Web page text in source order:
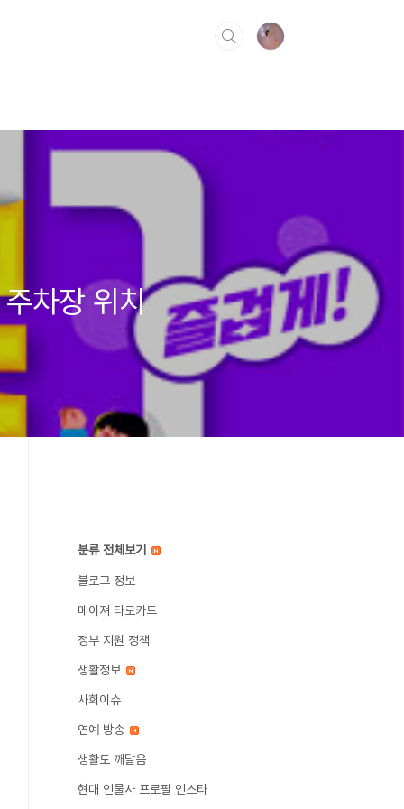
차장 위치
분류 전체보기
블로그 정보
메이져 타로카드
정부 지원 정책
생활정보
사회이슈
연예 방송
생활도 깨달음
현대 인물사 프로필 인스타